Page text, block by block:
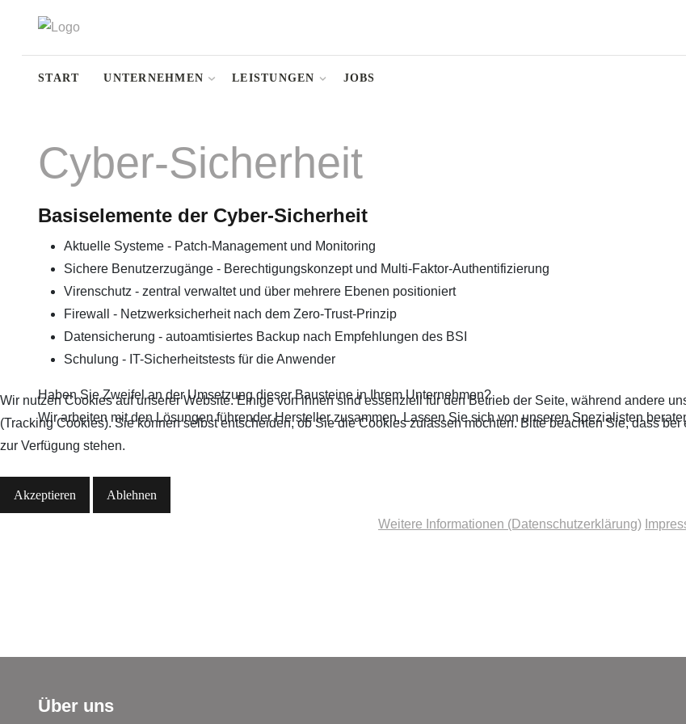
START UNTERNEHMEN LEISTUNGEN JOBS
Cyber-Sicherheit
Basiselemente der Cyber-Sicherheit
Aktuelle Systeme - Patch-Management und Monitoring
Sichere Benutzerzugänge - Berechtigungskonzept und Multi-Faktor-Authentifizierung
Virenschutz - zentral verwaltet und über mehrere Ebenen positioniert
Firewall - Netzwerksicherheit nach dem Zero-Trust-Prinzip
Datensicherung - autoamtisiertes Backup nach Empfehlungen des BSI
Schulung - IT-Sicherheitstests für die Anwender
Haben Sie Zweifel an der Umsetzung dieser Bausteine in Ihrem Unternehmen?
Wir arbeiten mit den Lösungen führender Hersteller zusammen. Lassen Sie sich von unseren Spezialisten
Über uns
Wir nutzen Cookies auf unserer Website. Einige von ihnen sind essenziell für den Betrieb der Seite, während andere
(Tracking Cookies). Sie können selbst entscheiden, ob Sie die Cookies zulassen möchten. Bitte beachten Sie, dass
zur Verfügung stehen.
Akzeptieren Ablehnen
Weitere Informationen (Datenschutzerklärung)